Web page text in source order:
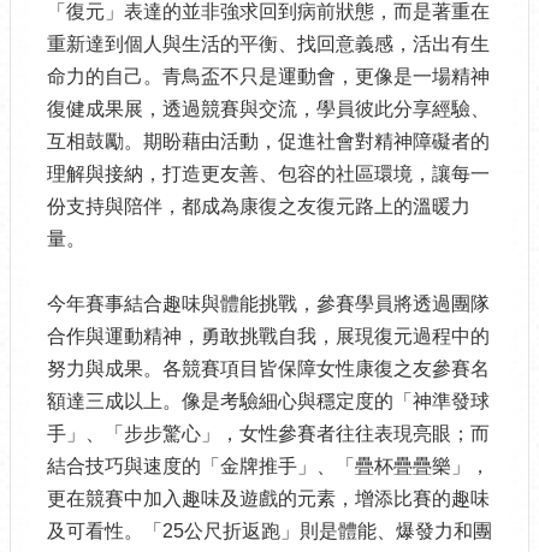
「復元」表達的並非強求回到病前狀態，而是著重在
重新達到個人與生活的平衡、找回意義感，活出有生
命力的自己。青鳥盃不只是運動會，更像是一場精神
復健成果展，透過競賽與交流，學員彼此分享經驗、
互相鼓勵。期盼藉由活動，促進社會對精神障礙者的
理解與接納，打造更友善、包容的社區環境，讓每一
份支持與陪伴，都成為康復之友復元路上的溫暖力
量。
今年賽事結合趣味與體能挑戰，參賽學員將透過團隊
合作與運動精神，勇敢挑戰自我，展現復元過程中的
努力與成果。各競賽項目皆保障女性康復之友參賽名
額達三成以上。像是考驗細心與穩定度的「神準發球
手」、「步步驚心」，女性參賽者往往表現亮眼；而
結合技巧與速度的「金牌推手」、「疊杯疊疊樂」，
更在競賽中加入趣味及遊戲的元素，增添比賽的趣味
及可看性。「25公尺折返跑」則是體能、爆發力和團